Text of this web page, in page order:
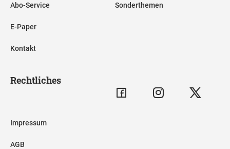
Abo-Service
E-Paper
Kontakt
Sonderthemen
Rechtliches
Impressum
AGB